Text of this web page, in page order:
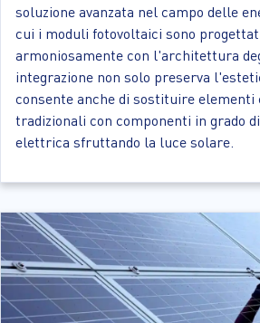
soluzione avanzata nel campo delle
cui i moduli fotovoltaici sono
armoniosamente con l'architettura
integrazione non solo preserva
consente anche di sostituire
tradizionali con componenti in grado
elettrica sfruttando la luce solare.